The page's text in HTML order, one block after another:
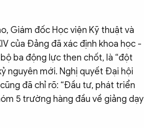
Giám đốc Học viện Kỹ thuật và
của Đảng đã xác định khoa học -
ba động lực then chốt, là “đột
nguyên mới. Nghị quyết Đại hội
đã chỉ rõ: “Đầu tư, phát triển
5 trường hàng đầu về giảng dạy